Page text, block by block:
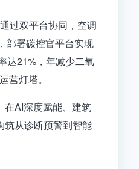
通过双平台协同，空调
部署碳控官平台实现
达21%，年减少二氧
营灯塔。
在AI深度赋能、建筑
筑从诊断预警到智能